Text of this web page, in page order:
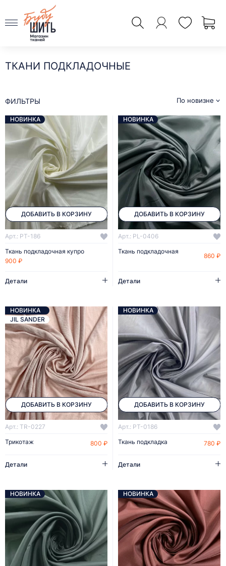
ТКАНИ ПОДКЛАДОЧНЫЕ
По новизне
ФИЛЬТРЫ
ДОБАВИТЬ В КОРЗИНУ
НОВИНКА
Арт.: PT-186
Ткань подкладочная купро
900 ₽
Детали
ДОБАВИТЬ В КОРЗИНУ
НОВИНКА
Арт.: PL-0406
Ткань подкладочная
860 ₽
Детали
ДОБАВИТЬ В КОРЗИНУ
НОВИНКА
JIL SANDER
Арт.: TR-0227
Трикотаж
800 ₽
Детали
ДОБАВИТЬ В КОРЗИНУ
НОВИНКА
Арт.: PT-0186
Ткань подкладка
780 ₽
Детали
НОВИНКА НОВИНКА